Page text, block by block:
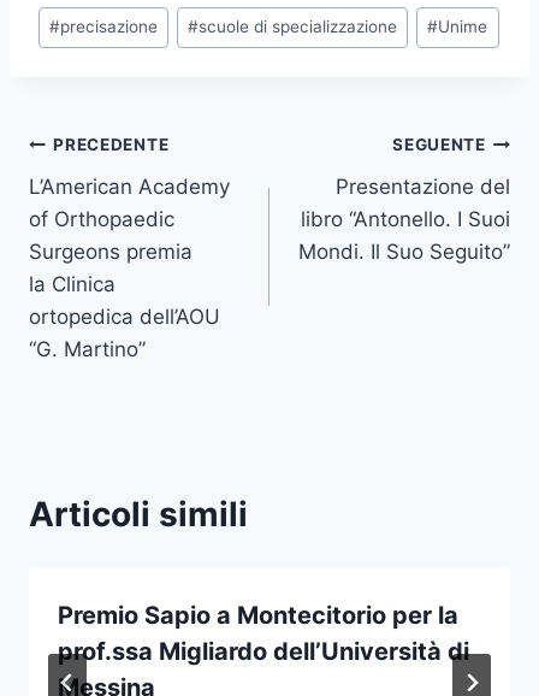
Tag
articolo:
#precisazione #scuole di specializzazione #Unime
Navigazione
articoli
PRECEDENTE
L’American Academy
of Orthopaedic
Surgeons premia
la Clinica
ortopedica dell’AOU
“G. Martino”
SEGUENTE
Presentazione del
libro “Antonello. I Suoi
Mondi. Il Suo Seguito”
Articoli simili
Premio Sapio a Montecitorio per la
prof.ssa Migliardo dell’Università di
Messina